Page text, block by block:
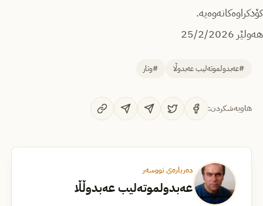
کۆدکراوەکانەوەیە.
هەولێر 25/2/2026
#عەبدولموتەلیب عەبدوڵا #وتار
هاوبەشکردن:
دەربارەی نووسەر
عەبدولموتەلیب عەبدوڵڵا